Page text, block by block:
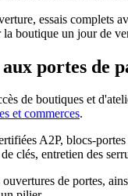
essais complets
boutique un jour de
portes de
de boutiques et
et commerces.
A2P, blocs-
clés, entretien des
ouvertures de portes,